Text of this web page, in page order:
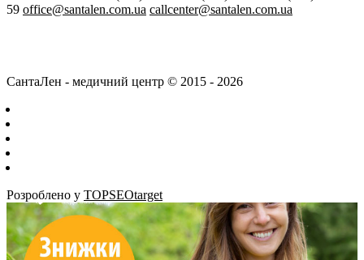
59 office@santalen.com.ua callcenter@santalen.com.ua
СантаЛен - медичний центр © 2015 - 2026
Розроблено у TOPSEOtarget